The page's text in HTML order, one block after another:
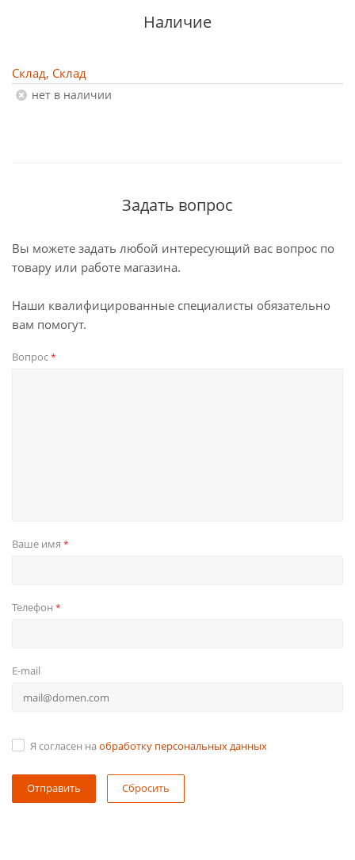
Наличие
Склад, Склад
Нет в наличии
Задать вопрос
Вы можете задать любой интересующий вас вопрос по
товару или работе магазина.
Наши квалифицированные специалисты обязательно
вам помогут.
Вопрос*
Ваше имя *
Телефон *
E-mail
Я согласен на обработку персональных данных
Сбросить